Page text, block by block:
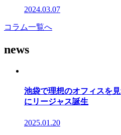
2024.03.07
コラム一覧へ
news
池袋で理想のオフィスを
にリージャス誕生
2025.01.20